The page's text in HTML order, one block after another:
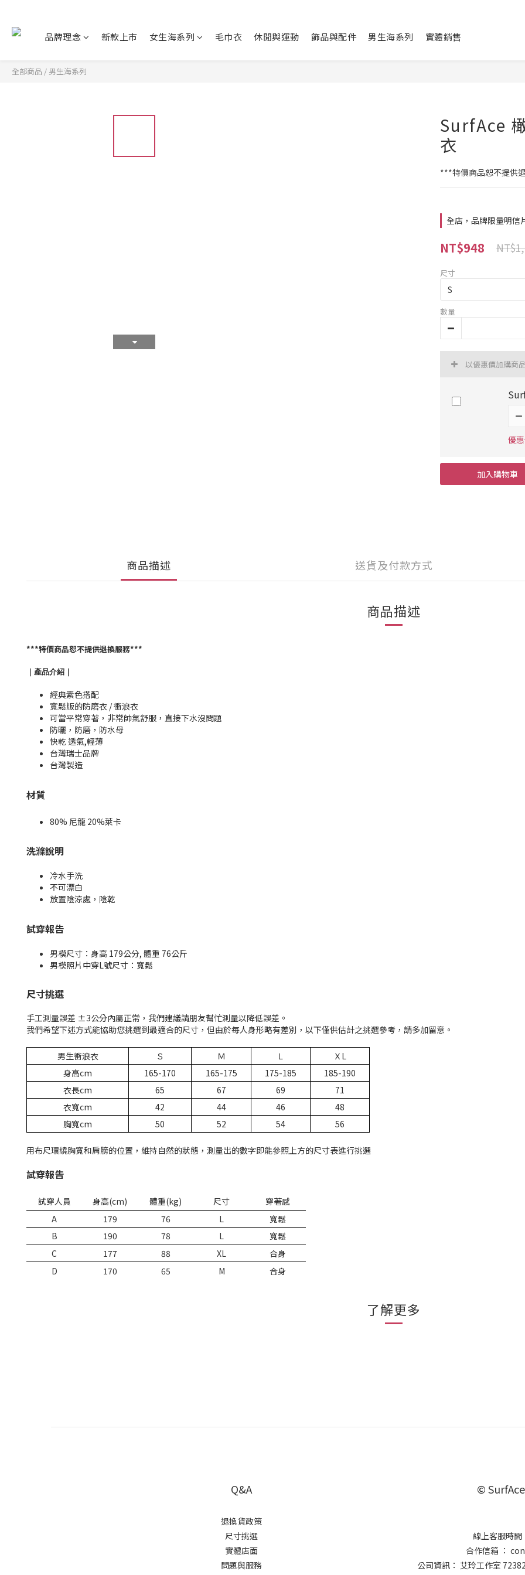
品牌理念 新款上市 女生海系列 毛巾衣 休閒與運動 飾品與配件 男生海系列 實體銷售
全部商品 / 男生海系列
SurfAce
衣
***特價商品恕不提供
全店，品牌限量明信
NT$948
尺寸
數量
以優惠價加購商
優
加入購物車
商品描述 送貨及付款方式
商品描述
***特價商品恕不提供退換服務***
｜產品介紹｜
經典素色搭配
寬鬆版的防磨衣 / 衝浪衣
可當平常穿著，非常帥氣舒服，直接下水沒問題
防曬，防磨，防水母
快乾 透氣,輕薄
台灣瑞士品牌
台灣製造
材質
80% 尼龍 20%萊卡
洗滌說明
冷水手洗
不可漂白
放置陰涼處，陰乾
試穿報告
男模尺寸：身高 179公分, 體重 76公斤
男模照片中穿L號尺寸：寬鬆
尺寸挑選
手工測量誤差 ±3公分內屬正常，我們建議請朋友幫忙測量以降低誤差。
我們希望下述方式能協助您挑選到最適合的尺寸，但由於每人身形略有差別，以下僅供估計之挑選參考，請多加留意。
男生衝浪衣 Ｓ Ｍ Ｌ
ＸL
身高cm
165-170 165-175 175-185
185-190
衣長cm
65 67 69
71
衣寬cm
42 44 46
48
胸寬cm
50 52 54 56
用布尺環繞胸寬和肩膀的位置，維持自然的狀態，測量出的數字即能參照上方的尺寸表進行挑選
試穿報告
試穿人員 身高(cm) 體重(kg) 尺寸
穿著感
A
179 76 L
寬鬆
B
190 78 L
寬鬆
C
177 88 XL
合身
D
170 65 M 合身
了解更多
Q&A
退換貨政策
尺寸挑選
實體店面
問題與服務
©
線上客服時
合作信箱 ：
公司資訊： 艾玲工作室